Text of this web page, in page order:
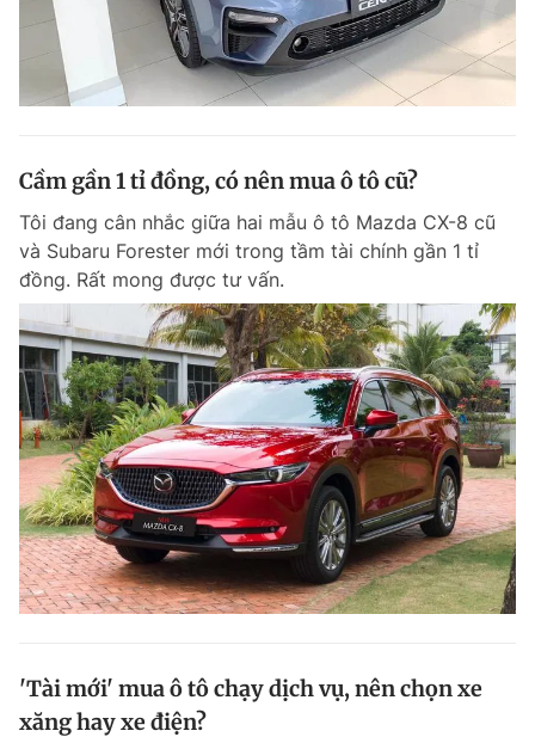
Sản phẩm khác
Tiện ích Bạn cần biết
Thông tin tòa soạn Liên hệ quảng cáo
Đọc Thanh Niên trên điện thoại
Theo dõi báo trên
Hotline
0906 645 777
Liên hệ quảng cáo
0908 780 404
Tổng biên tập: Nguyễn Ngọc Toàn
Phó tổng biên tập thường trực: Hải Thành
Cầm gần 1 tỉ đồng, có nên mua ô tô cũ?
Tôi đang cân nhắc giữa hai mẫu ô tô Mazda CX-8 cũ
và Subaru Forester mới trong tầm tài chính gần 1 tỉ
đồng. Rất mong được tư vấn.
'Tài mới' mua ô tô chạy dịch vụ, nên chọn xe
xăng hay xe điện?